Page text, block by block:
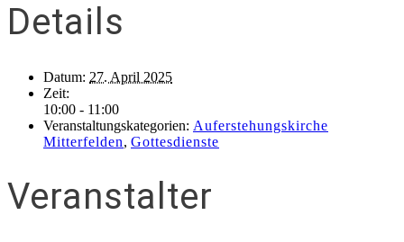
Details
Datum: 27. April 2025
Zeit:
10:00 - 11:00
Veranstaltungskategorien: Auferstehungskirche
Mitterfelden, Gottesdienste
Veranstalter